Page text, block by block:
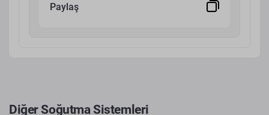
Paylaş
Diğer Soğutma Sistemleri